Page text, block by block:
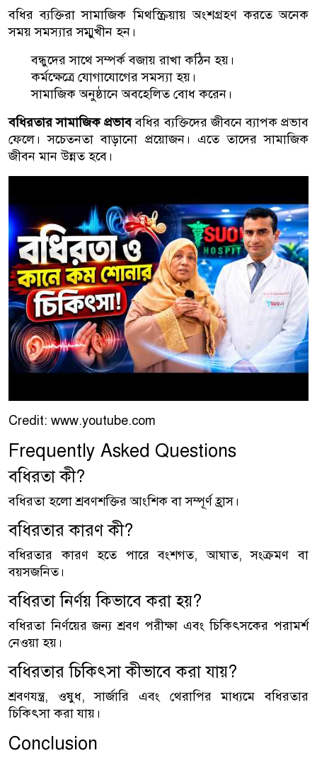
বধির ব্যক্তিরা সামাজিক মিথস্ক্রিয়ায় অংশগ্রহণ করতে অনেক
সময় সমস্যার সম্মুখীন হন।
বন্ধুদের সাথে সম্পর্ক বজায় রাখা কঠিন হয়।
কর্মক্ষেত্রে যোগাযোগের সমস্যা হয়।
সামাজিক অনুষ্ঠানে অবহেলিত বোধ করেন।
বধিরতার সামাজিক প্রভাববধির ব্যক্তিদের জীবনে ব্যাপক প্রভাব
ফেলে। সচেতনতা বাড়ানো প্রয়োজন। এতে তাদের সামাজিক
জীবন মান উন্নত হবে।
Credit: www.youtube.com
Frequently Asked Questions
বধিরতা কী?
বধিরতা হলো শ্রবণশক্তির আংশিক বা সম্পূর্ণ হ্রাস।
বধিরতার কারণ কী?
বধিরতার কারণ হতে পারে বংশগত, আঘাত, সংক্রমণ বা
বয়সজনিত।
বধিরতা নির্ণয় কিভাবে করা হয়?
বধিরতা নির্ণয়ের জন্য শ্রবণ পরীক্ষা এবং চিকিৎসকের পরামর্শ
নেওয়া হয়।
বধিরতার চিকিৎসা কীভাবে করা যায়?
শ্রবণযন্ত্র, ওষুধ, সার্জারি এবং থেরাপির মাধ্যমে বধিরতার
চিকিৎসা করা যায়।
Conclusion